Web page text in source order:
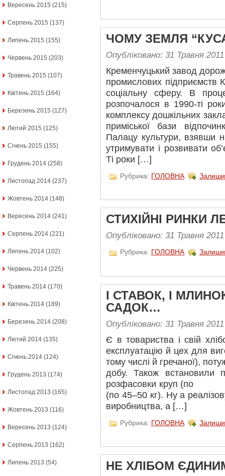
Вересень 2015 (215)
Серпень 2015 (137)
Липень 2015 (155)
Червень 2015 (203)
Травень 2015 (107)
Квітень 2015 (164)
Березень 2015 (127)
Лютий 2015 (125)
Січень 2015 (155)
Грудень 2014 (258)
Листопад 2014 (237)
Жовтень 2014 (148)
Вересень 2014 (241)
Серпень 2014 (221)
Липень 2014 (102)
Червень 2014 (225)
Травень 2014 (170)
Квітень 2014 (189)
Березень 2014 (208)
Лютий 2014 (135)
Січень 2014 (124)
Грудень 2013 (174)
Листопад 2013 (165)
Жовтень 2013 (116)
Вересень 2013 (124)
Серпень 2013 (162)
Липень 2013 (54)
ЧОМУ ЗЕМЛЯ
Опубліковано: 31 Травня 2011
Кременчуцький завод
промислових підприємств
соціальну сферу. В
розпочалося в 1990-ті
комплексу дошкільних
приміської бази
Палацу культури, взявши
утримувати і розвивати
Ті роки […]
Рубрика: ГОЛОВНА
СТИХІЙНІ РИНКИ
Опубліковано: 31 Травня 2011
Рубрика: ГОЛОВНА
І СТАВОК, І
САДОК…
Опубліковано: 31 Травня 2011
Є в товариства і свій
експлуатацію й цех для
тому числі й гречаної),
добу. Також встановили
розфасовки круп (по 1
(по 45–50 кг). Ну а
виробництва, а […]
Рубрика: ГОЛОВНА
НЕ ХЛІБОМ